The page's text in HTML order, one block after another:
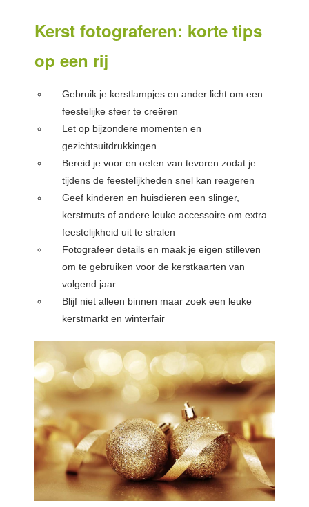
Kerst fotograferen: korte tips
op een rij
Gebruik je kerstlampjes en ander licht om een
feestelijke sfeer te creëren
Let op bijzondere momenten en
gezichtsuitdrukkingen
Bereid je voor en oefen van tevoren zodat je
tijdens de feestelijkheden snel kan reageren
Geef kinderen en huisdieren een slinger,
kerstmuts of andere leuke accessoire om extra
feestelijkheid uit te stralen
Fotografeer details en maak je eigen stilleven
om te gebruiken voor de kerstkaarten van
volgend jaar
Blijf niet alleen binnen maar zoek een leuke
kerstmarkt en winterfair